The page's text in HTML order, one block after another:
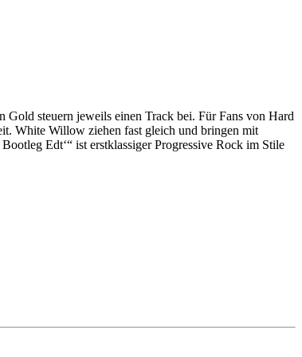
steuern jeweils einen Track bei. Für Fans von Hard
White Willow ziehen fast gleich und bringen mit
Edt‘“ ist erstklassiger Progressive Rock im Stile